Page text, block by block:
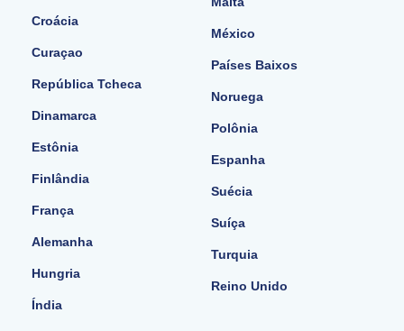
Croácia
Curaçao
República Tcheca
Dinamarca
Estônia
Finlândia
França
Alemanha
Hungria
Índia
México
Países Baixos
Noruega
Polônia
Espanha
Suécia
Suíça
Turquia
Reino Unido